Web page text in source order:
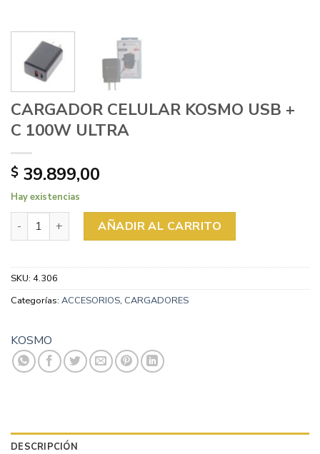
CARGADOR CELULAR KOSMO USB +
C 100W ULTRA
$ 39.899,00
Hay existencias
CARGADOR CELULAR KOSMO USB + C 100W ULTRA
AÑADIR AL CARRITO
SKU: 4.306
Categorías: ACCESORIOS, CARGADORES
KOSMO
DESCRIPCIÓN